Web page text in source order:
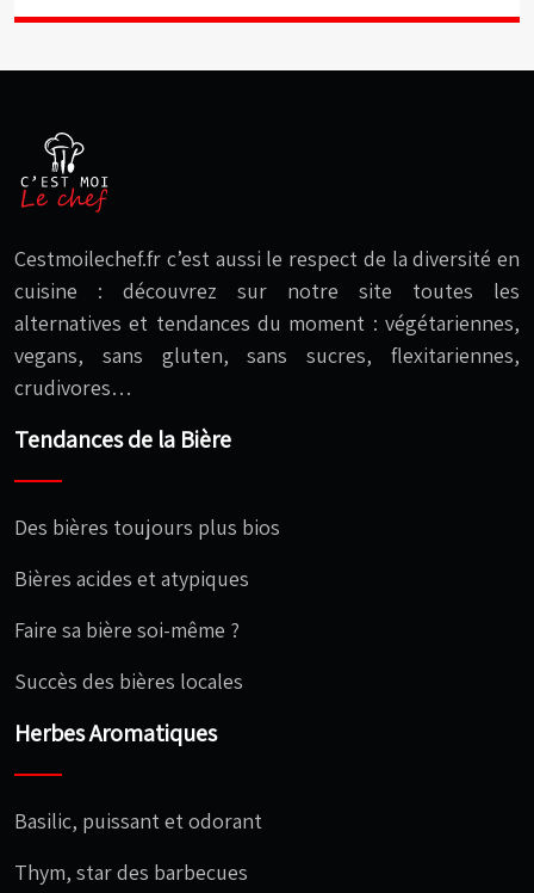
Cestmoilechef.fr c’est aussi le respect de la diversité en
cuisine : découvrez sur notre site toutes les
alternatives et tendances du moment : végétariennes,
vegans, sans gluten, sans sucres, flexitariennes,
crudivores…
Tendances de la Bière
Des bières toujours plus bios
Bières acides et atypiques
Faire sa bière soi-même ?
Succès des bières locales
Herbes Aromatiques
Basilic, puissant et odorant
Thym, star des barbecues